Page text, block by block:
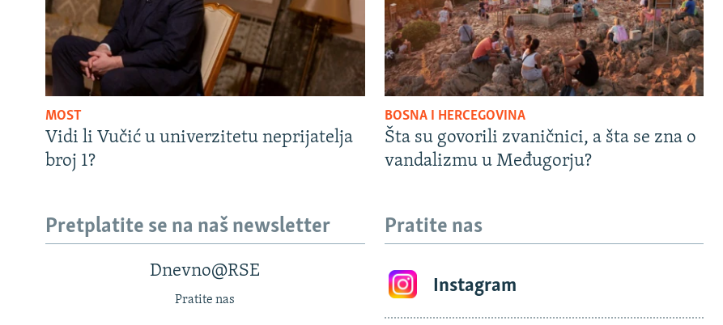
MOST
Vidi li Vučić u univerzitetu neprijatelja
broj 1?
BOSNA I HERCEGOVINA
Šta su govorili zvaničnici, a šta se zna o
vandalizmu u Međugorju?
Pretplatite se na naš newsletter
Dnevno@RSE
Pratite nas
Pratite nas
Instagram